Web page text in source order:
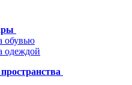
обувью
одеждой